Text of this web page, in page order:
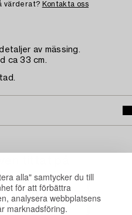
alla" samtycker du till
för att förbättra
analysera webbplatsens
marknadsföring.
värderat? Kontakta oss
av mässing.
ca 33 cm.